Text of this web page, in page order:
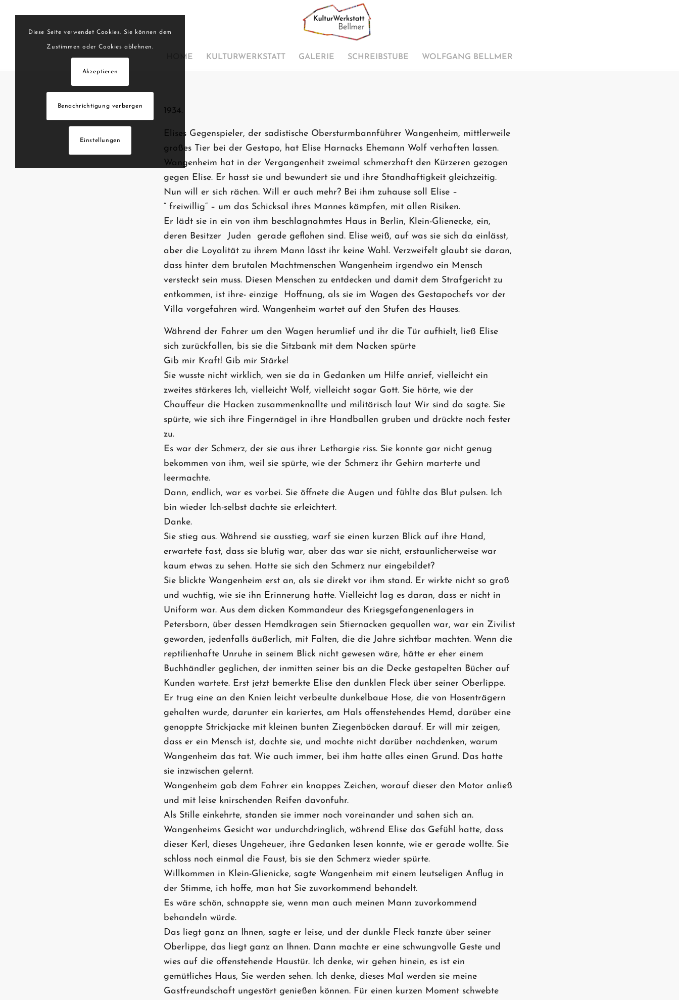
HOME KULTURWERKSTATT GALERIE SCHREIBSTUBE WOLFGANG BELLMER
1934.
Elises Gegenspieler, der sadistische Obersturmbannführer Wangenheim, mittlerweile
großes Tier bei der Gestapo, hat Elise Harnacks Ehemann Wolf verhaften lassen.
Wangenheim hat in der Vergangenheit zweimal schmerzhaft den Kürzeren gezogen
gegen Elise. Er hasst sie und bewundert sie und ihre Standhaftigkeit gleichzeitig.
Nun will er sich rächen. Will er auch mehr? Bei ihm zuhause soll Elise –
“ freiwillig“ – um das Schicksal ihres Mannes kämpfen, mit allen Risiken.
Er lädt sie in ein von ihm beschlagnahmtes Haus in Berlin, Klein-Glienecke, ein,
deren Besitzer  Juden  gerade geflohen sind. Elise weiß, auf was sie sich da einlässt,
aber die Loyalität zu ihrem Mann lässt ihr keine Wahl. Verzweifelt glaubt sie daran,
dass hinter dem brutalen Machtmenschen Wangenheim irgendwo ein Mensch
versteckt sein muss. Diesen Menschen zu entdecken und damit dem Strafgericht zu
entkommen, ist ihre- einzige  Hoffnung, als sie im Wagen des Gestapochefs vor der
Villa vorgefahren wird. Wangenheim wartet auf den Stufen des Hauses.
Während der Fahrer um den Wagen herumlief und ihr die Tür aufhielt, ließ Elise
sich zurückfallen, bis sie die Sitzbank mit dem Nacken spürte
Gib mir Kraft! Gib mir Stärke!
Sie wusste nicht wirklich, wen sie da in Gedanken um Hilfe anrief, vielleicht ein
zweites stärkeres Ich, vielleicht Wolf, vielleicht sogar Gott. Sie hörte, wie der
Chauffeur die Hacken zusammenknallte und militärisch laut Wir sind da sagte. Sie
spürte, wie sich ihre Fingernägel in ihre Handballen gruben und drückte noch fester
zu.
Es war der Schmerz, der sie aus ihrer Lethargie riss. Sie konnte gar nicht genug
bekommen von ihm, weil sie spürte, wie der Schmerz ihr Gehirn marterte und
leermachte.
Dann, endlich, war es vorbei. Sie öffnete die Augen und fühlte das Blut pulsen. Ich
bin wieder Ich-selbst dachte sie erleichtert.
Danke.
Sie stieg aus. Während sie ausstieg, warf sie einen kurzen Blick auf ihre Hand,
erwartete fast, dass sie blutig war, aber das war sie nicht, erstaunlicherweise war
kaum etwas zu sehen. Hatte sie sich den Schmerz nur eingebildet?
Sie blickte Wangenheim erst an, als sie direkt vor ihm stand. Er wirkte nicht so groß
und wuchtig, wie sie ihn Erinnerung hatte. Vielleicht lag es daran, dass er nicht in
Uniform war. Aus dem dicken Kommandeur des Kriegsgefangenenlagers in
Petersborn, über dessen Hemdkragen sein Stiernacken gequollen war, war ein Zivilist
geworden, jedenfalls äußerlich, mit Falten, die die Jahre sichtbar machten. Wenn die
reptilienhafte Unruhe in seinem Blick nicht gewesen wäre, hätte er eher einem
Buchhändler geglichen, der inmitten seiner bis an die Decke gestapelten Bücher auf
Kunden wartete. Erst jetzt bemerkte Elise den dunklen Fleck über seiner Oberlippe.
Er trug eine an den Knien leicht verbeulte dunkelbaue Hose, die von Hosenträgern
gehalten wurde, darunter ein kariertes, am Hals offenstehendes Hemd, darüber eine
genoppte Strickjacke mit kleinen bunten Ziegenböcken darauf. Er will mir zeigen,
dass er ein Mensch ist, dachte sie, und mochte nicht darüber nachdenken, warum
Wangenheim das tat. Wie auch immer, bei ihm hatte alles einen Grund. Das hatte
sie inzwischen gelernt.
Wangenheim gab dem Fahrer ein knappes Zeichen, worauf dieser den Motor anließ
und mit leise knirschenden Reifen davonfuhr.
Als Stille einkehrte, standen sie immer noch voreinander und sahen sich an.
Wangenheims Gesicht war undurchdringlich, während Elise das Gefühl hatte, dass
dieser Kerl, dieses Ungeheuer, ihre Gedanken lesen konnte, wie er gerade wollte. Sie
schloss noch einmal die Faust, bis sie den Schmerz wieder spürte.
Willkommen in Klein-Glienicke, sagte Wangenheim mit einem leutseligen Anflug in
der Stimme, ich hoffe, man hat Sie zuvorkommend behandelt.
Es wäre schön, schnappte sie, wenn man auch meinen Mann zuvorkommend
behandeln würde.
Das liegt ganz an Ihnen, sagte er leise, und der dunkle Fleck tanzte über seiner
Oberlippe, das liegt ganz an Ihnen. Dann machte er eine schwungvolle Geste und
wies auf die offenstehende Haustür. Ich denke, wir gehen hinein, es ist ein
gemütliches Haus, Sie werden sehen. Ich denke, dieses Mal werden sie meine
Gastfreundschaft ungestört genießen können. Für einen kurzen Moment schwebte
Diese Seite verwendet Cookies. Sie können dem
Zustimmen oder Cookies ablehnen.
Akzeptieren
Benachrichtigung verbergen
Einstellungen